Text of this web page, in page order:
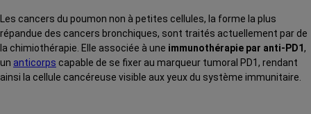
Les cancers du poumon non à petites cellules, la forme la plus
répandue des cancers bronchiques, sont traités actuellement par de
la chimiothérapie. Elle associée à une immunothérapie par anti-PD1,
un anticorps capable de se fixer au marqueur tumoral PD1, rendant
ainsi la cellule cancéreuse visible aux yeux du système immunitaire.